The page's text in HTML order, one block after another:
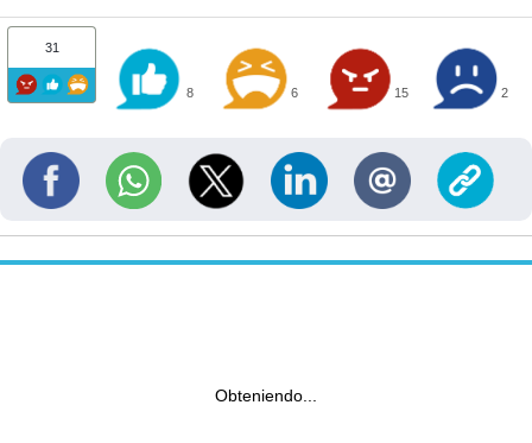
31
8 6 15 2
Obteniendo...